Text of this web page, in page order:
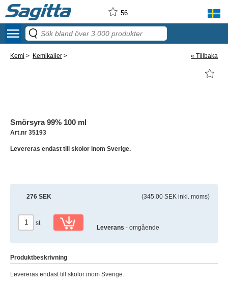
56
menu
Kemi > Kemikalier > « Tillbaka
Smörsyra 99% 100 ml
Art.nr 35193
Levereras endast till skolor inom Sverige.
276 SEK (345.00 SEK inkl. moms)
st
Leverans - omgående
Produktbeskrivning
Levereras endast till skolor inom Sverige.